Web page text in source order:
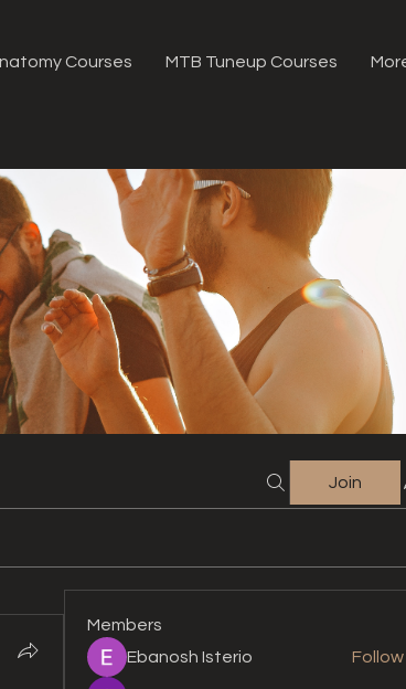
Courses MTB Tuneup Courses
Join
Members
Ebanosh Isterio
Follow